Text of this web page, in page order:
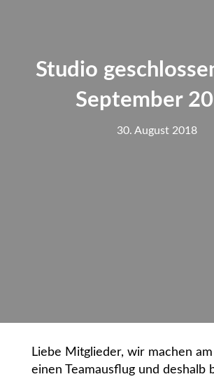
Studio
September
30. August 2018
Liebe Mitglieder, wir machen am
einen Teamausflug und deshalb